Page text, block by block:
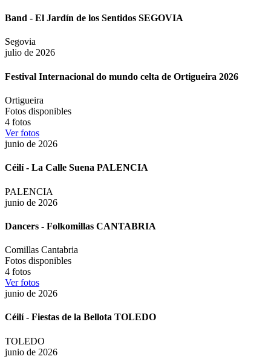
Band - El Jardín de los Sentidos SEGOVIA
Segovia
julio de 2026
Festival Internacional do mundo celta de Ortigueira 2026
Ortigueira
Fotos disponibles
4 fotos
Ver fotos
junio de 2026
Céilí - La Calle Suena PALENCIA
PALENCIA
junio de 2026
Dancers - Folkomillas CANTABRIA
Comillas Cantabria
Fotos disponibles
4 fotos
Ver fotos
junio de 2026
Céilí - Fiestas de la Bellota TOLEDO
TOLEDO
junio de 2026